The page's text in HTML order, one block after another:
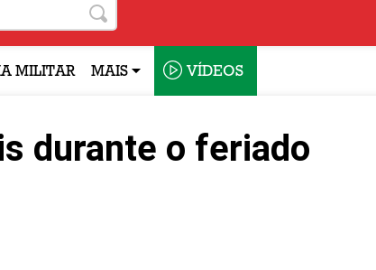
MILITAR MAIS VÍDEOS
durante o feriado